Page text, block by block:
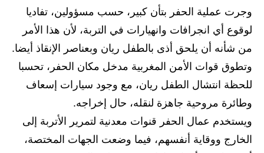
المرحلة الاعدادية
اسئلة وزارية
المرحلة الابتدائية
المرحلة المتوسطة
المرحلة الاعدادية
مرشحات
وجرت عملية الحفر بتأن كبير، حسب مسؤولين، تفاديا
لوقوع أي انجرافات وانهيارات في التربة، لأن هذا الأمر
من شأنه أن يلحق أذى بالطفل ريان وبعناصر الإنقاذ أيضا.
وتطوق قوات الأمن المغربية مدخل مكان الحفر، تحسبا
للحظة انتشال الطفل ريان، مع وجود سيارات إسعاف
وطائرة مروحية جاهزة لنقله، حال إخراجه.
ويستخدم عمال الحفر قنوات معدنية لتمرير الأتربة إلى
الخارج ووقاية أنفسهم، فيما وضعت الجهات المختصة،